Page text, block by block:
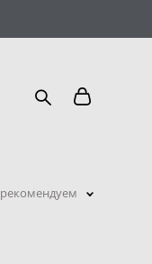
рекомендуем